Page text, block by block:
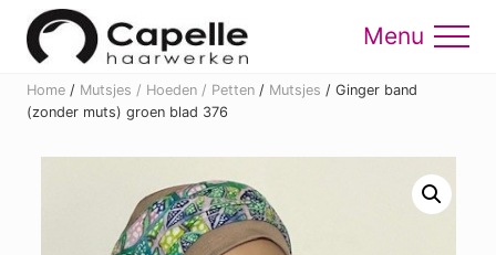
Menu
Skip
content
Skip
Menu
Home / Mutsjes / Hoeden / Petten / Mutsjes / Ginger band
(zonder muts) groen blad 376